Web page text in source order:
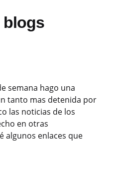
blogs
semana hago una
tanto mas detenida por
las noticias de los
en otras
algunos enlaces que